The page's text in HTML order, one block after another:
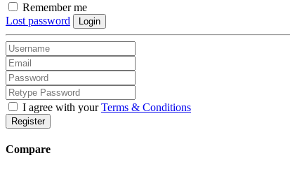
Remember me
Lost password
Login
I agree with yourTerms & Conditions
Register
Compare